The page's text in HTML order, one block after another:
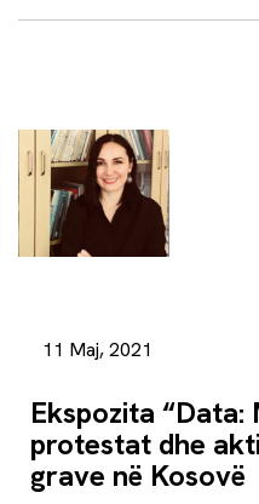
11 Maj, 2021
Ekspozita “Data:
protestat dhe
grave në Kosovë